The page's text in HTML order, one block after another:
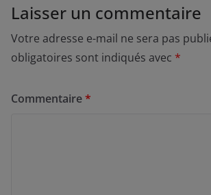
Laisser un commentaire
Votre adresse e-mail ne sera pas
obligatoires sont indiqués avec *
Commentaire*